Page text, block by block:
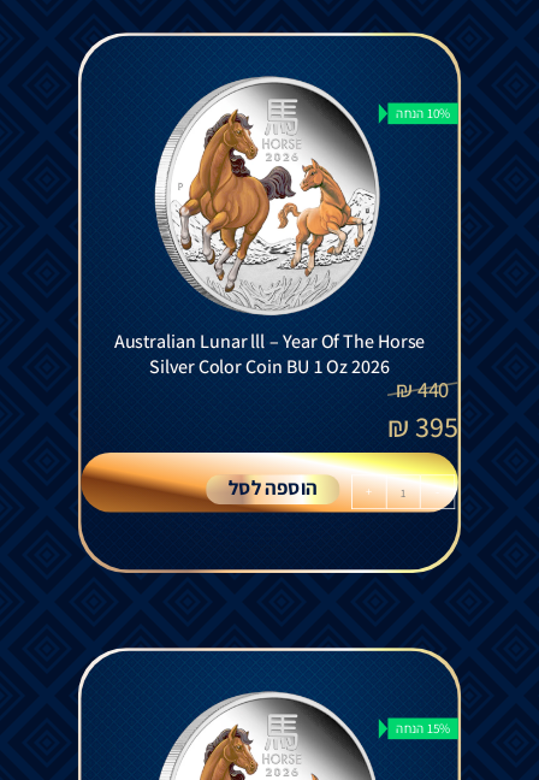
10% הנחה
Australian Lunar lll – Year Of The Horse
Silver Color Coin BU 1 Oz 2026
440
₪
395
₪
-
+ הוספה לסל
15% הנחה